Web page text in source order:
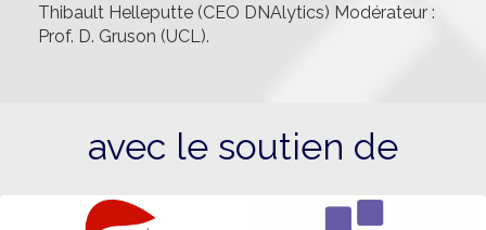
Thibault Helleputte (CEO DNAlytics) Modérateur :
Prof. D. Gruson (UCL).
avec le soutien de